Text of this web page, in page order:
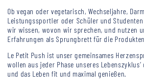
Ob vegan oder vegetarisch, Wechseljahre,
Leistungssportler oder Schüler und
wir wissen, wovon wir sprechen, und nutzen
Erfahrungen als Sprungbrett für die
Le Petit Push ist unser gemeinsames
wollen aus jeder Phase unseres
und das Leben fit und maximal genießen.